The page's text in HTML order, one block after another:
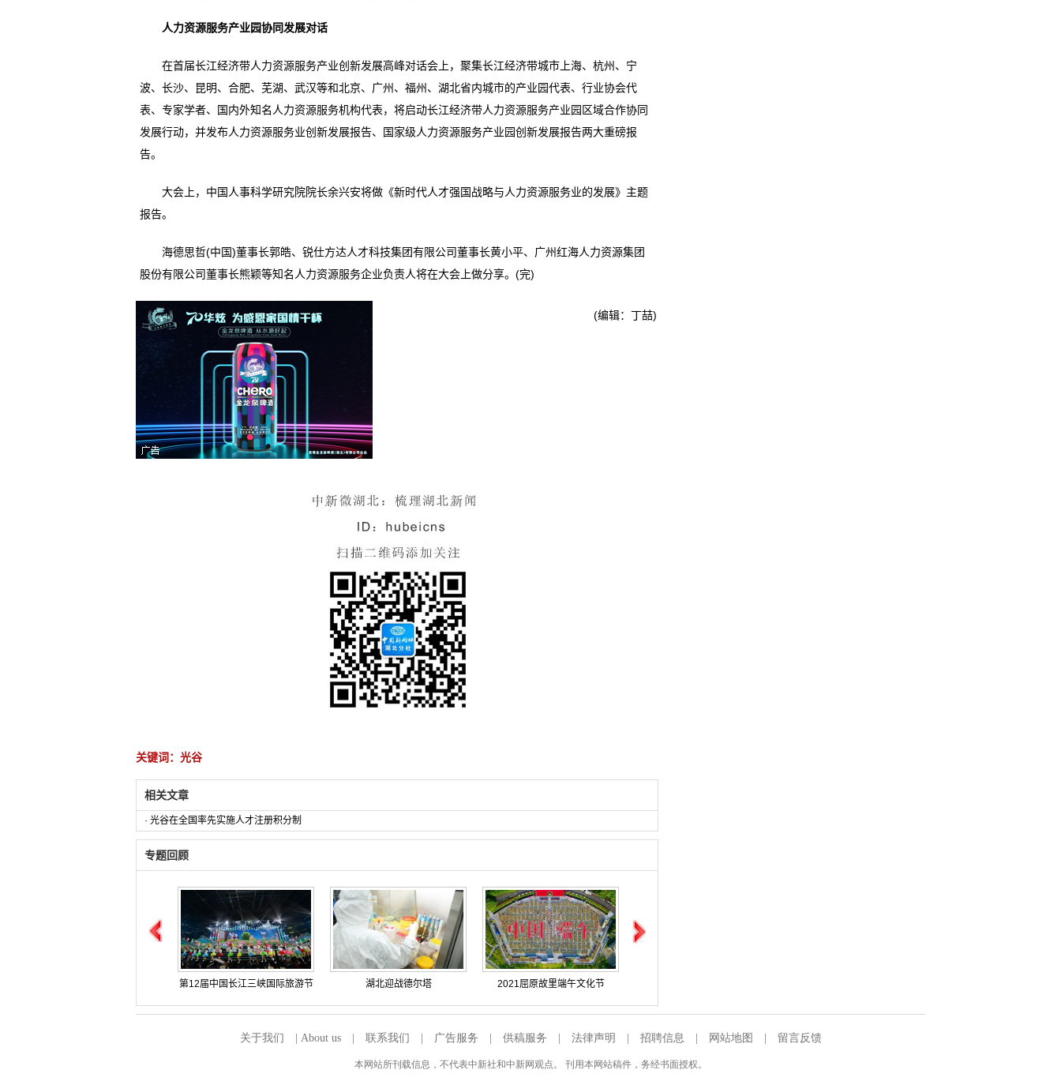
人力资源服务产业园协同发展对话
在首届长江经济带人力资源服务产业创新发展高峰对话会上，聚集长江经济带城市上海、杭州、宁
波、长沙、昆明、合肥、芜湖、武汉等和北京、广州、福州、湖北省内城市的产业园代表、行业协会代
表、专家学者、国内外知名人力资源服务机构代表，将启动长江经济带人力资源服务产业园区域合作协同
发展行动，并发布人力资源服务业创新发展报告、国家级人力资源服务产业园创新发展报告两大重磅报
告。
大会上，中国人事科学研究院院长余兴安将做《新时代人才强国战略与人力资源服务业的发展》主题
报告。
海德思哲(中国)董事长郭皓、锐仕方达人才科技集团有限公司董事长黄小平、广州红海人力资源集团
股份有限公司董事长熊颖等知名人力资源服务企业负责人将在大会上做分享。(完)
(编辑：丁喆)
关键词：光谷
相关文章
· 光谷在全国率先实施人才注册积分制
专题回顾
第12届中国长江三峡国际旅游节 湖北迎战德尔塔 2021屈原故里端午文化节